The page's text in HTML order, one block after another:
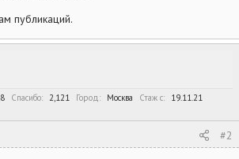
публикаций.
Спасибо 2,121 Город Москва Стаж c
19.11.21
#2